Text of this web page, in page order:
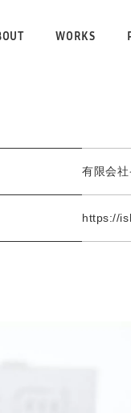
WORKS
有限会
https://